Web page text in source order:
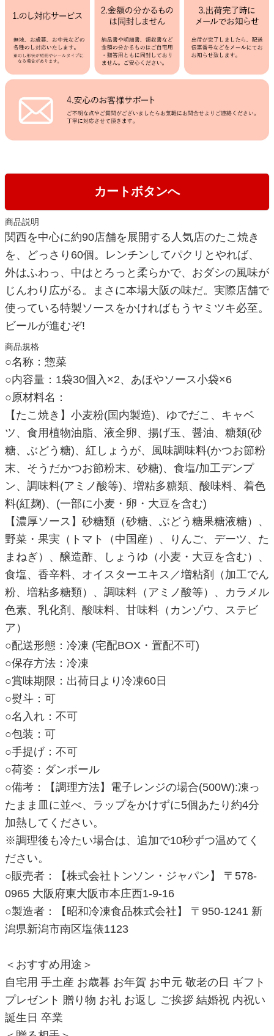
カートボタンへ
商品説明
関西を中心に約90店舗を展開する人気店のたこ焼き
を、どっさり60個。レンチンしてパクリとやれば、
外はふわっ、中はとろっと柔らかで、おダシの風味が
じんわり広がる。まさに本場大阪の味だ。実際店舗で
使っている特製ソースをかければもうヤミツキ必至。
ビールが進むぞ!
商品規格
○名称：惣菜
○内容量：1袋30個入×2、あほやソース小袋×6
○原材料名：
【たこ焼き】小麦粉(国内製造)、ゆでだこ、キャベ
ツ、食用植物油脂、液全卵、揚げ玉、醤油、糖類(砂
糖、ぶどう糖)、紅しょうが、風味調味料(かつお節粉
末、そうだかつお節粉末、砂糖)、食塩/加工デンプ
ン、調味料(アミノ酸等)、増粘多糖類、酸味料、着色
料(紅麹)、(一部に小麦・卵・大豆を含む)
【濃厚ソース】砂糖類（砂糖、ぶどう糖果糖液糖）、
野菜・果実（トマト（中国産）、りんご、デーツ、た
まねぎ）、醸造酢、しょうゆ（小麦・大豆を含む）、
食塩、香辛料、オイスターエキス／増粘剤（加工でん
粉、増粘多糖類）、調味料（アミノ酸等）、カラメル
色素、乳化剤、酸味料、甘味料（カンゾウ、ステビ
ア）
○配送形態：冷凍 (宅配BOX・置配不可)
○保存方法：冷凍
○賞味期限：出荷日より冷凍60日
○熨斗：可
○名入れ：不可
○包装：可
○手提げ：不可
○荷姿：ダンボール
○備考：【調理方法】電子レンジの場合(500W):凍っ
たまま皿に並べ、ラップをかけずに5個あたり約4分
加熱してください。
※調理後も冷たい場合は、追加で10秒ずつ温めてく
ださい。
○販売者：【株式会社トンソン・ジャパン】 〒578-
0965 大阪府東大阪市本庄西1-9-16
○製造者：【昭和冷凍食品株式会社】 〒950-1241 新
潟県新潟市南区塩俵1123
＜おすすめ用途＞
自宅用 手土産 お歳暮 お年賀 お中元 敬老の日 ギフト
プレゼント 贈り物 お礼 お返し ご挨拶 結婚祝 内祝い
誕生日 卒業